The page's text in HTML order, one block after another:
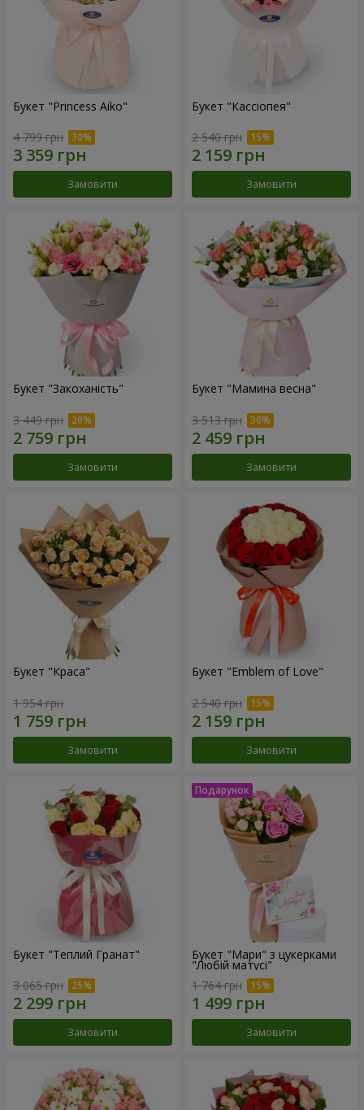
Букет "Princess Aiko"
4 799 грн
Замовити
Букет "Кассіопея"
2 540 грн
Замовити
Букет "Закоханість"
3 449 грн
Замовити
Букет "Мамина весна"
3 513 грн
Замовити
Букет "Краса"
1 954 грн
Замовити
Букет "Emblem of Love"
2 540 грн
Замовити
Букет "Теплий Гранат"
3 065 грн
Замовити
Букет "Мари" з цукерками
"Любій матусі"
1 764 грн
Замовити